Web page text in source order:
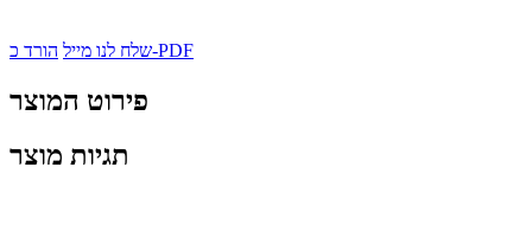
שלח לנו מיילהורד כ-PDF
פירוט המוצר
תגיות מוצר